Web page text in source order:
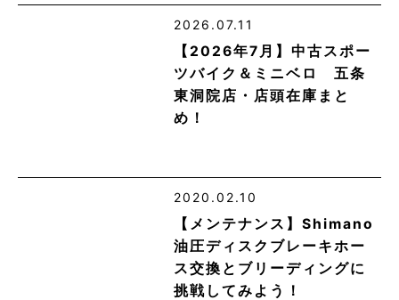
2026.07.11
【2026年7月】中古スポー
ツバイク＆ミニベロ 五条
東洞院店・店頭在庫まと
め！
2020.02.10
【メンテナンス】Shimano
油圧ディスクブレーキホー
ス交換とブリーディングに
挑戦してみよう！